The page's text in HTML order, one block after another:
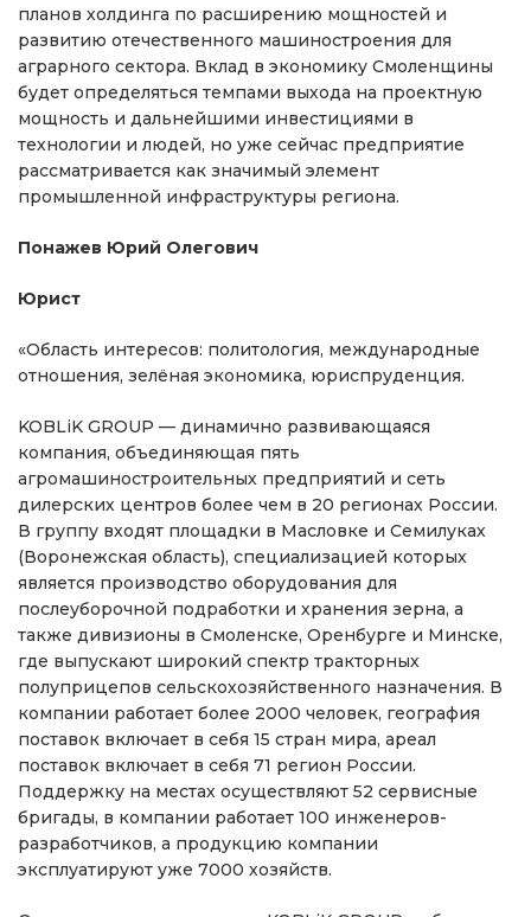
планов холдинга по расширению мощностей и
развитию отечественного машиностроения для
аграрного сектора. Вклад в экономику Смоленщины
будет определяться темпами выхода на проектную
мощность и дальнейшими инвестициями в
технологии и людей, но уже сейчас предприятие
рассматривается как значимый элемент
промышленной инфраструктуры региона.
Понажев Юрий Олегович
Юрист
«Область интересов: политология, международные
отношения, зелёная экономика, юриспруденция.
KOBLiK GROUP — динамично развивающаяся
компания, объединяющая пять
агромашиностроительных предприятий и сеть
дилерских центров более чем в 20 регионах России.
В группу входят площадки в Масловке и Семилуках
(Воронежская область), специализацией которых
является производство оборудования для
послеуборочной подработки и хранения зерна, а
также дивизионы в Смоленске, Оренбурге и Минске,
где выпускают широкий спектр тракторных
полуприцепов сельскохозяйственного назначения. В
компании работает более 2000 человек, география
поставок включает в себя 15 стран мира, ареал
поставок включает в себя 71 регион России.
Поддержку на местах осуществляют 52 сервисные
бригады, в компании работает 100 инженеров-
разработчиков, а продукцию компании
эксплуатируют уже 7000 хозяйств.